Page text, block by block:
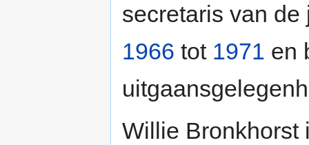
secretaris van
1966 tot 1971 en
Willie Bronkhorst